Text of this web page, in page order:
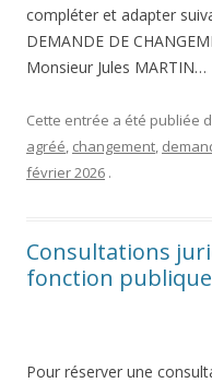
compléter et adapter
DEMANDE DE
Monsieur Jules MARTIN…
Cette entrée a été publiée
agréé, changement,
février 2026 .
Consultations
fonction publique
Pour réserver une